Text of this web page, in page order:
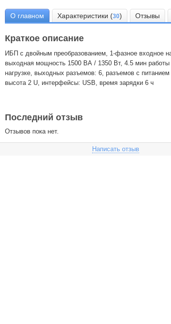
О главном Характеристики (30) Отзывы
Краткое описание
ИБП с двойным преобразованием, 1-фазное входное
выходная мощность 1500 ВА / 1350 Вт, 4.5 мин работы
нагрузке, выходных разъемов: 6, разъемов с питанием
высота 2 U, интерфейсы: USB, время зарядки 6 ч
Последний отзыв
Отзывов пока нет.
Написать отзыв